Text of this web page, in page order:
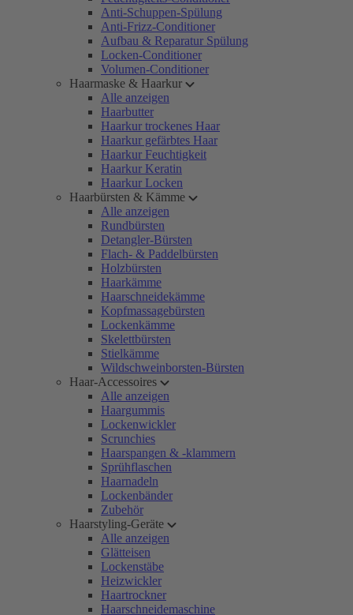
Anti-Schuppen-Spülung
Anti-Frizz-Conditioner
Aufbau & Reparatur Spülung
Locken-Conditioner
Volumen-Conditioner
Haarmaske & Haarkur
Alle anzeigen
Haarbutter
Haarkur trockenes Haar
Haarkur gefärbtes Haar
Haarkur Feuchtigkeit
Haarkur Keratin
Haarkur Locken
Haarbürsten & Kämme
Alle anzeigen
Rundbürsten
Detangler-Bürsten
Flach- & Paddelbürsten
Holzbürsten
Haarkämme
Haarschneidekämme
Kopfmassagebürsten
Lockenkämme
Skelettbürsten
Stielkämme
Wildschweinborsten-Bürsten
Haar-Accessoires
Alle anzeigen
Haargummis
Lockenwickler
Scrunchies
Haarspangen & -klammern
Sprühflaschen
Haarnadeln
Lockenbänder
Zubehör
Haarstyling-Geräte
Alle anzeigen
Glätteisen
Lockenstäbe
Heizwickler
Haartrockner
Haarschneidemaschine